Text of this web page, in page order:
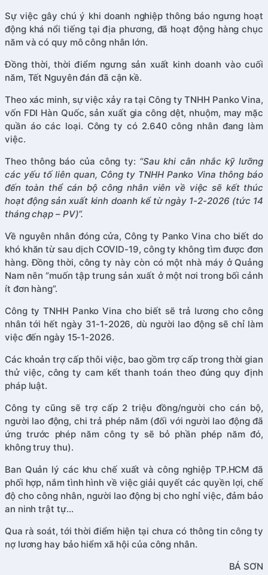
Sự việc gây chú ý khi doanh nghiệp thông báo ngưng hoạt
động khá nổi tiếng tại địa phương, đã hoạt động hàng chục
năm và có quy mô công nhân lớn.
Đồng thời, thời điểm ngưng sản xuất kinh doanh vào cuối
năm, Tết Nguyên đán đã cận kề.
Theo xác minh, sự việc xảy ra tại Công ty TNHH Panko Vina,
vốn FDI Hàn Quốc, sản xuất gia công dệt, nhuộm, may mặc
quần áo các loại. Công ty có 2.640 công nhân đang làm
việc.
Theo thông báo của công ty: “Sau khi cân nhắc kỹ lưỡng
các yếu tố liên quan, Công ty TNHH Panko Vina thông báo
đến toàn thể cán bộ công nhân viên về việc sẽ kết thúc
hoạt động sản xuất kinh doanh kể từ ngày 1-2-2026 (tức 14
tháng chạp – PV)”.
Về nguyên nhân đóng cửa, Công ty Panko Vina cho biết do
khó khăn từ sau dịch COVID-19, công ty không tìm được đơn
hàng. Đồng thời, công ty này còn có một nhà máy ở Quảng
Nam nên “muốn tập trung sản xuất ở một nơi trong bối cảnh
ít đơn hàng”.
Công ty TNHH Panko Vina cho biết sẽ trả lương cho công
nhân tới hết ngày 31-1-2026, dù người lao động sẽ chỉ làm
việc đến ngày 15-1-2026.
Các khoản trợ cấp thôi việc, bao gồm trợ cấp trong thời gian
thử việc, công ty cam kết thanh toán theo đúng quy định
pháp luật.
Công ty cũng sẽ trợ cấp 2 triệu đồng/người cho cán bộ,
người lao động, chi trả phép năm (đối với người lao động đã
ứng trước phép năm công ty sẽ bỏ phần phép năm đó,
không truy thu).
Ban Quản lý các khu chế xuất và công nghiệp TP.HCM đã
phối hợp, nắm tình hình về việc giải quyết các quyền lợi, chế
độ cho công nhân, người lao động bị cho nghỉ việc, đảm bảo
an ninh trật tự…
Qua rà soát, tới thời điểm hiện tại chưa có thông tin công ty
nợ lương hay bảo hiểm xã hội của công nhân.
BÁ SƠN